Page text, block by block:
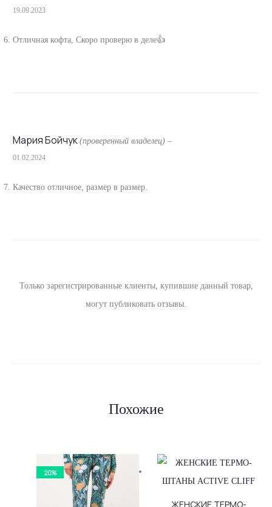
19.09.2023
Отличная кофта, Скоро проверю в деле👍
Мария Бойчук (проверенный владелец) –
01.02.2024
Качество отличное, размер в размер.
Только зарегистрированные клиенты, купившие данный товар,
могут публиковать отзывы.
Похожие
20%
ЖЕНСКИЕ ТЕРМО-